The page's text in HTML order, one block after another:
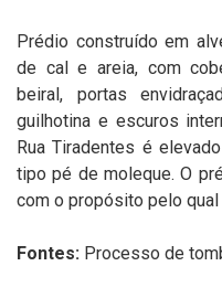
Prédio construído em
de cal e areia, com
beiral, portas
guilhotina e escuros
Rua Tiradentes é
tipo pé de moleque. O
com o propósito pelo
Fontes: Processo de